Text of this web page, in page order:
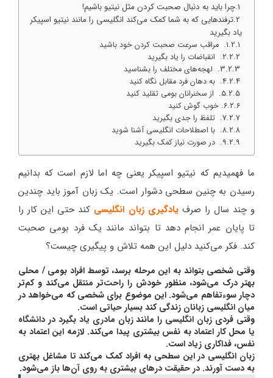
چرا باید به دنبال صحبت کردن مثل نیتیو باشیم!
ترفندهایی که به شما کمک می‌کند انگلیسی را مانند نیتیو اسپیکر
یاد بگیرید
1. مراقب سرعت صحبت کردن خود باشید
2. انقباضات را یاد بگیرید
3. لهجه‌های مختلف را بشناسید
4. به دهان فرد مقابل نگاه کنید
5. از سخنرانان بومی تقلید کنید
6. خوب گوش کنید
7. تلفظ را جدی بگیرید
8. با اصطلاحات انگلیسی آشنا شوید
9. در صورت نیاز کمک بگیرید
ما فهمیدیم که نیتیو اسپیکر یعنی چه اما لازم است که بدانیم
رسیدن به چنین سطحی دشوار است. یک زبان آموز باید چندین
و چند سال را صرفیادگیری زبان انگلیسی کند حتی این کار را
تا پایان عمر انجام دهد تا بتواند مانند یک فرد بومی صحبت
کند. فکر می‌کنید دلیل این همه تلاش و پیگیری چیست؟
وقتی شخصی بتواند به این مرحله برسد، توسط افراد بومی / محلی
بهتر درک می‌شود، منظور خودش را راحت‌تر منتقل می‌کند و کم‌تر
دچار سوءتفاهم می‌شود. این موضوع برای شخصی که می‌خواهد در
میان انگلیسی زبانان زندگی کند بسیار حیاتی است.
وقتی فردی زبان انگلیسی را مانند زبان مادری یاد بگیرد در دانشگاه
یا محل کار اعتماد به نفس بیشتری پیدا می‌کند. لازمه این اعتماد به
نفس، فداکاری زیاد است.
زبان انگلیسی در این سطحی به افراد کمک می‌کند تا مشاغل بهتری
به دست آورند. در حقیقت درهای بیشتری به روی آن‌ها باز می‌شود.